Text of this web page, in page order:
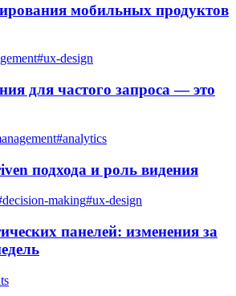
мобильных продуктов
#ux-design
для частого запроса — это
#analytics
подхода и роль видения
decision-making#ux-design
панелей: изменения за